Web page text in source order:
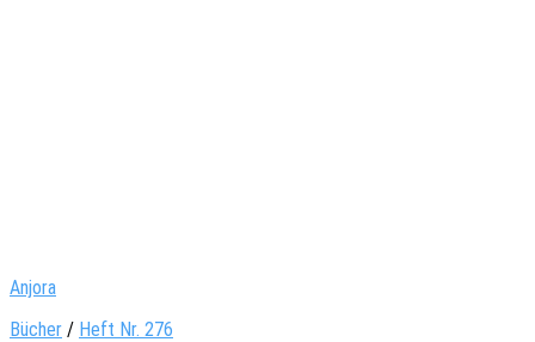
Anjora
Bücher / Heft Nr. 276